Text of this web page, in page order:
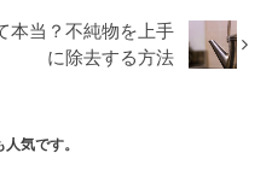
本当？不純物を上手
に除去する方法
気です。